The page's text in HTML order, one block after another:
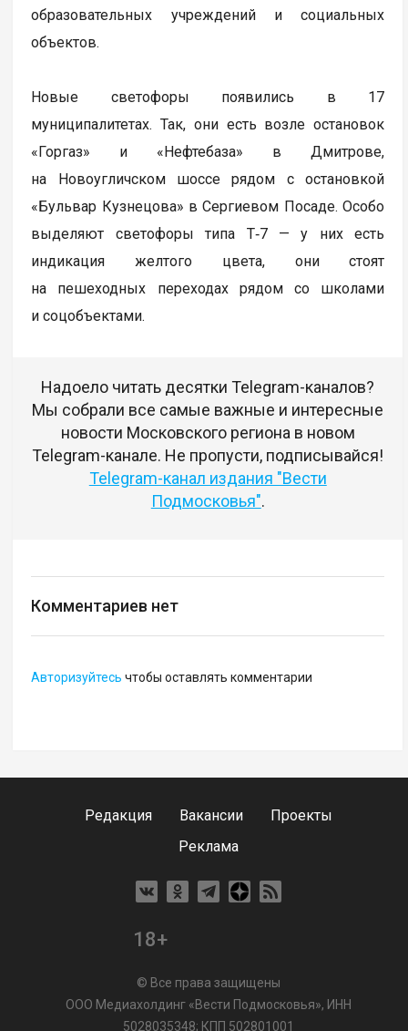
образовательных учреждений и социальных
объектов.
Новые светофоры появились в 17
муниципалитетах. Так, они есть возле остановок
«Горгаз» и «Нефтебаза» в Дмитрове,
на Новоугличском шоссе рядом с остановкой
«Бульвар Кузнецова» в Сергиевом Посаде. Особо
выделяют светофоры типа Т‑7 — у них есть
индикация желтого цвета, они стоят
на пешеходных переходах рядом со школами
и соцобъектами.
Надоело читать десятки Telegram-каналов?
Мы собрали все самые важные и интересные
новости Московского региона в новом
Telegram-канале. Не пропусти, подписывайся!
Telegram-канал издания "Вести
Подмосковья".
Комментариев нет
Авторизуйтесь чтобы оставлять комментарии
Редакция Вакансии
Проекты
Реклама
18+
© Все права защищены
ООО Медиахолдинг «Вести Подмосковья», ИНН
5028035348; КПП 502801001